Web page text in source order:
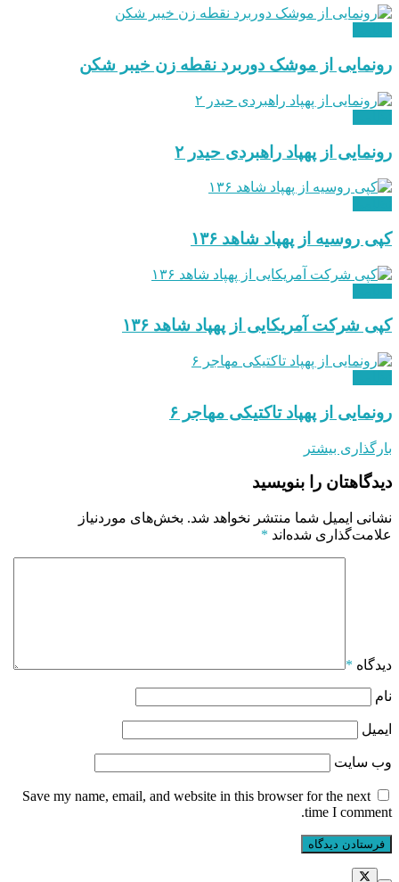
رونمایی از موشک دوربرد نقطه زن خیبر شکن
رونمایی از پهپاد راهبردی حیدر ۲
کپی روسیه از پهپاد شاهد ۱۳۶
کپی شرکت آمریکایی از پهپاد شاهد ۱۳۶
رونمایی از پهپاد تاکتیکی مهاجر ۶
بارگذاری بیشتر
دیدگاهتان را بنویسید
نشانی ایمیل شما منتشر نخواهد شد. بخش‌های موردنیاز
علامت‌گذاری شده‌اند *
دیدگاه *
نام
ایمیل
وب‌ سایت
Save my name, email, and website in this browser for the next
time I comment.